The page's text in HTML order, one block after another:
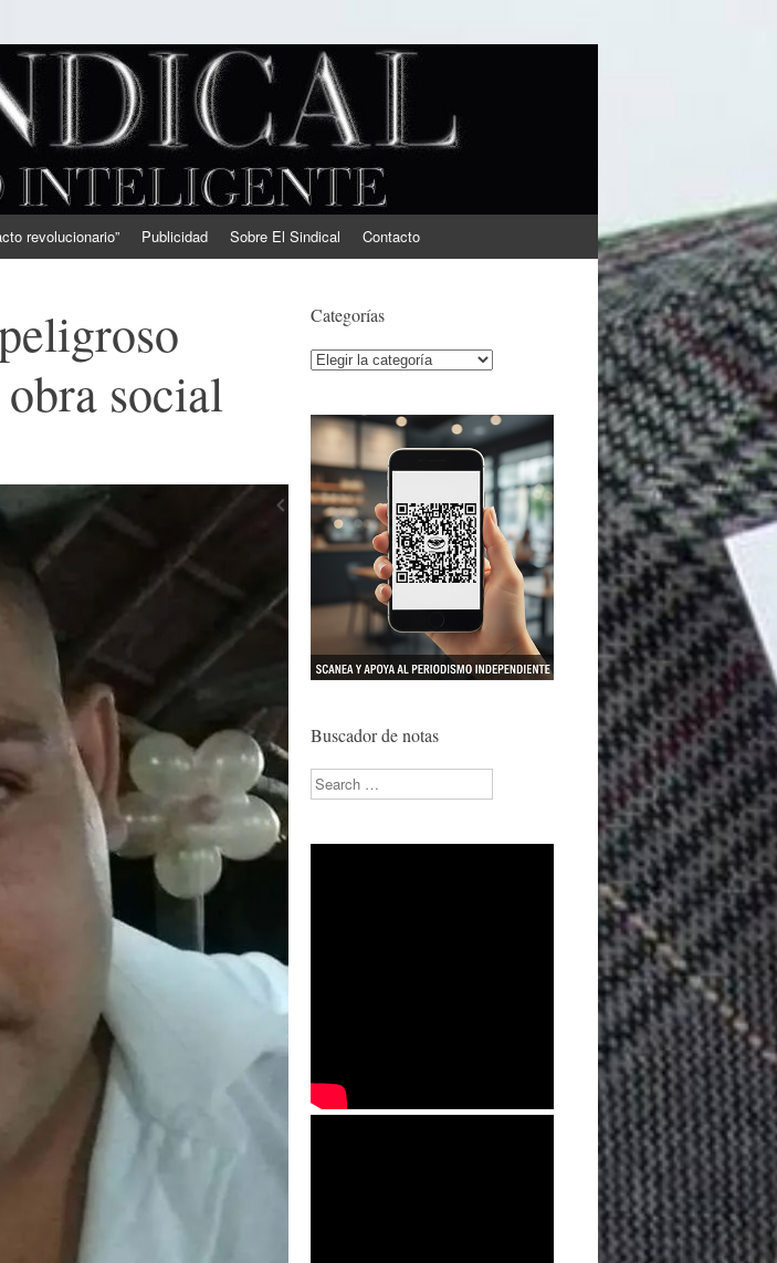
revolucionario” Publicidad Sobre El Sindical Contacto
social
Categorías
Categorías
Buscador de notas
Search